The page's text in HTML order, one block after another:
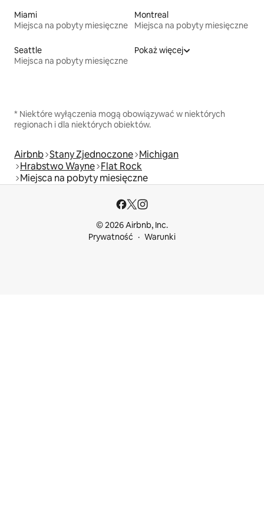
Miami
Miejsca na pobyty miesięczne
Montreal
Miejsca na pobyty miesięczne
Seattle
Miejsca na pobyty miesięczne
Pokaż więcej
* Niektóre wyłączenia mogą obowiązywać w niektórych
regionach i dla niektórych obiektów.
Airbnb Stany Zjednoczone Michigan
Hrabstwo Wayne Flat Rock
Miejsca na pobyty miesięczne
© 2026 Airbnb, Inc.
Prywatność
Warunki